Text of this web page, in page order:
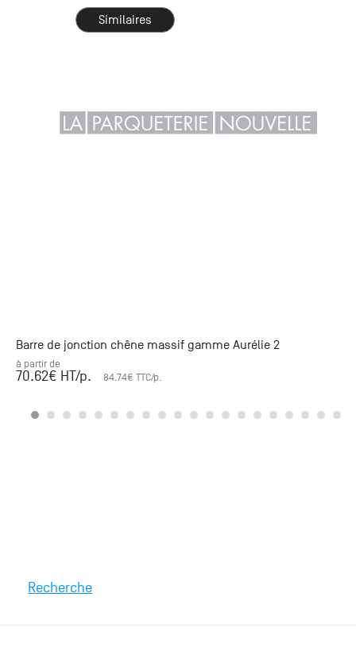
Similaires
Barre de jonction chêne massif gamme Aurélie 2
à partir de
70.62€ HT/p. 84.74€ TTC/p.
Recherche